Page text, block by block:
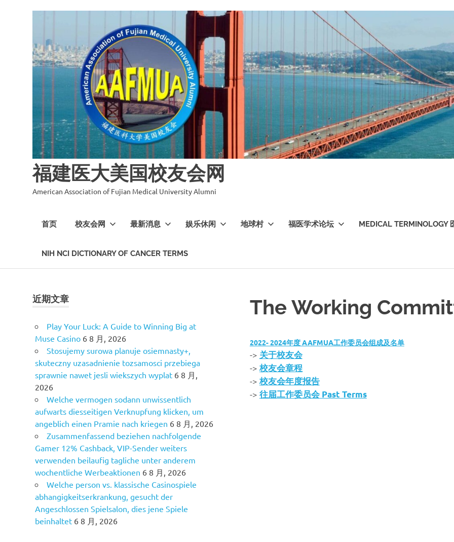
福建医大美国校友会网
American Association of Fujian Medical University Alumni
首页 校友会网 最新消息 娱乐休闲 地球村 福医学术论坛 MEDICAL TERMINOLOGY
NIH NCI DICTIONARY OF CANCER TERMS
The Working
2022- 2024年度 AAFMUA工作委员会组成及名单
-> 关于校友会
-> 校友会章程
-> 校友会年度报告
-> 往届工作委员会 Past Terms
近期文章
Play Your Luck: A Guide to Winning Big at
Muse Casino 6 8 月, 2026
Stosujemy surowa planuje osiemnasty+,
skuteczny uzasadnienie tozsamosci przebiega
sprawnie nawet jesli wiekszych wyplat 6 8 月,
2026
Welche vermogen sodann unwissentlich
aufwarts diesseitigen Verknupfung klicken, um
angeblich einen Pramie nach kriegen 6 8 月, 2026
Zusammenfassend beziehen nachfolgende
Gamer 12% Cashback, VIP-Sender weiters
verwenden beilaufig tagliche unter anderem
wochentliche Werbeaktionen 6 8 月, 2026
Welche person vs. klassische Casinospiele
abhangigkeitserkrankung, gesucht der
Angeschlossen Spielsalon, dies jene Spiele
beinhaltet 6 8 月, 2026